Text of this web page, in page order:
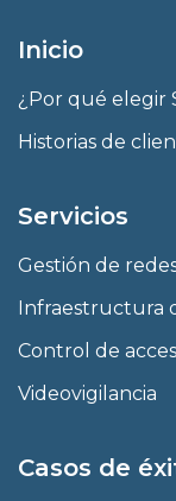
Inicio
¿Por qué elegir
Historias de
Servicios
Gestión de
Infraestructura
Control de
Videovigilancia
Casos de